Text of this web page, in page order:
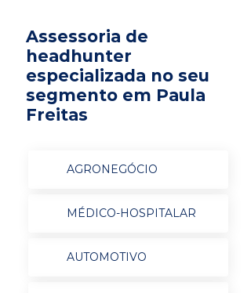
Assessoria de
headhunter
especializada no seu
segmento em Paula
Freitas
AGRONEGÓCIO
MÉDICO-HOSPITALAR
AUTOMOTIVO